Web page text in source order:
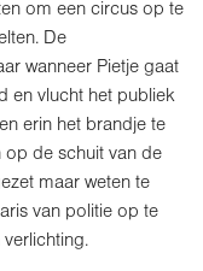
om een circus op te
De
wanneer Pietje gaat
en vlucht het publiek
erin het brandje te
op de schuit van de
maar weten te
van politie op te